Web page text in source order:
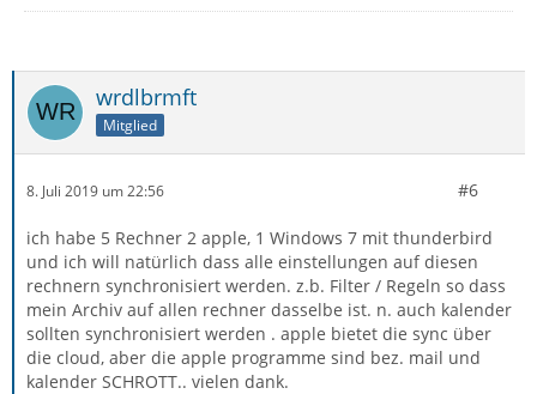
wrdlbrmft
Mitglied
8. Juli 2019 um 22:56 #6
ich habe 5 Rechner 2 apple, 1 Windows 7 mit thunderbird
und ich will natürlich dass alle einstellungen auf diesen
rechnern synchronisiert werden. z.b. Filter / Regeln so dass
mein Archiv auf allen rechner dasselbe ist. n. auch kalender
sollten synchronisiert werden . apple bietet die sync über
die cloud, aber die apple programme sind bez. mail und
kalender SCHROTT.. vielen dank.